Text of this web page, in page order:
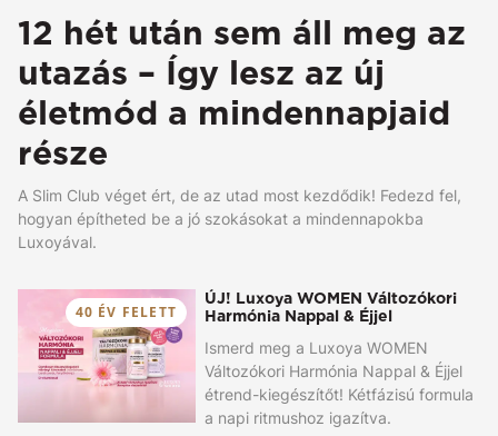
12 hét után sem áll meg az
utazás – Így lesz az új
életmód a mindennapjaid
része
A Slim Club véget ért, de az utad most kezdődik! Fedezd fel,
hogyan építheted be a jó szokásokat a mindennapokba
Luxoyával.
40 ÉV FELETT
ÚJ! Luxoya WOMEN Változókori
Harmónia Nappal & Éjjel
Ismerd meg a Luxoya WOMEN
Változókori Harmónia Nappal & Éjjel
étrend-kiegészítőt! Kétfázisú formula
a napi ritmushoz igazítva.